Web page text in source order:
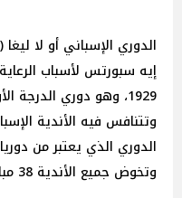
إيه سبورتس لأسباب
1929، وهو دوري الدرجة
وتتنافس فيه الأندية
الدوري الذي يعتبر من
وتخوض جميع الأندية 38 مباراة.